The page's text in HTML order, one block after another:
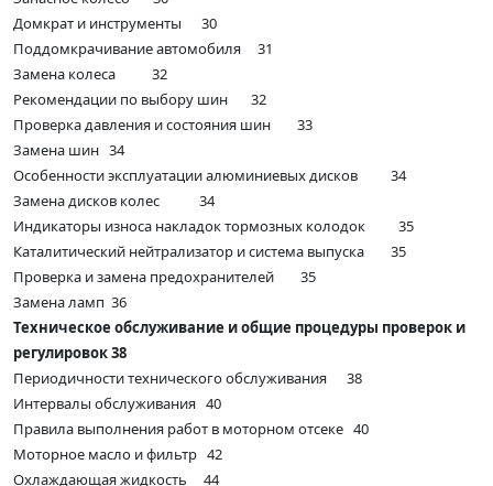
Домкрат и инструменты 30
Поддомкрачивание автомобиля 31
Замена колеса 32
Рекомендации по выбору шин 32
Проверка давления и состояния шин 33
Замена шин 34
Особенности эксплуатации алюминиевых дисков 34
Замена дисков колес 34
Индикаторы износа накладок тормозных колодок 35
Каталитический нейтрализатор и система выпуска 35
Проверка и замена предохранителей 35
Замена ламп 36
Техническое обслуживание и общие процедуры проверок и
регулировок 38
Периодичности технического обслуживания 38
Интервалы обслуживания 40
Правила выполнения работ в моторном отсеке 40
Моторное масло и фильтр 42
Охлаждающая жидкость 44